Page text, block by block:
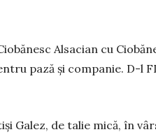
Alsacian cu
pază și companie. D-l
Galez, de talie mică, în